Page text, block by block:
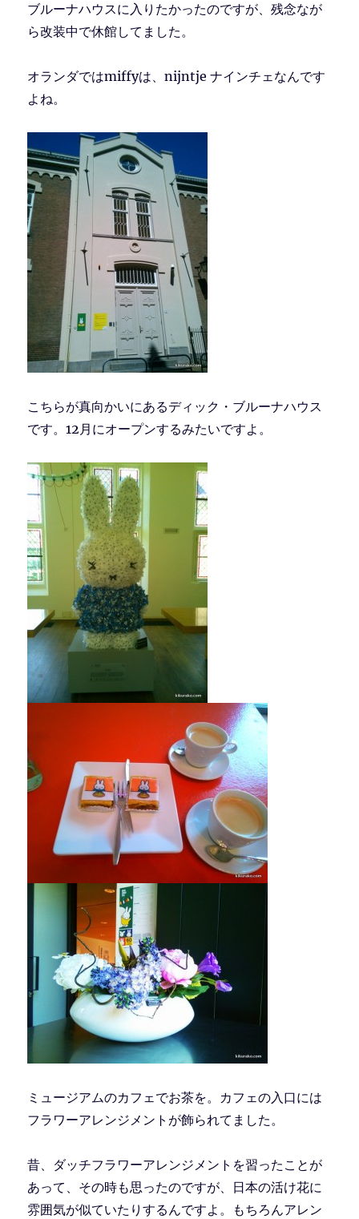
ブルーナハウスに入りたかったのですが、残念なが
ら改装中で休館してました。
オランダではmiffyは、nijntje ナインチェなんです
よね。
こちらが真向かいにあるディック・ブルーナハウス
です。12月にオープンするみたいですよ。
ミュージアムのカフェでお茶を。カフェの入口には
フラワーアレンジメントが飾られてました。
昔、ダッチフラワーアレンジメントを習ったことが
あって、その時も思ったのですが、日本の活け花に
雰囲気が似ていたりするんですよ。もちろんアレン